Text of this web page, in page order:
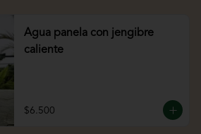
Agua panela con jengibre
caliente
$6.500